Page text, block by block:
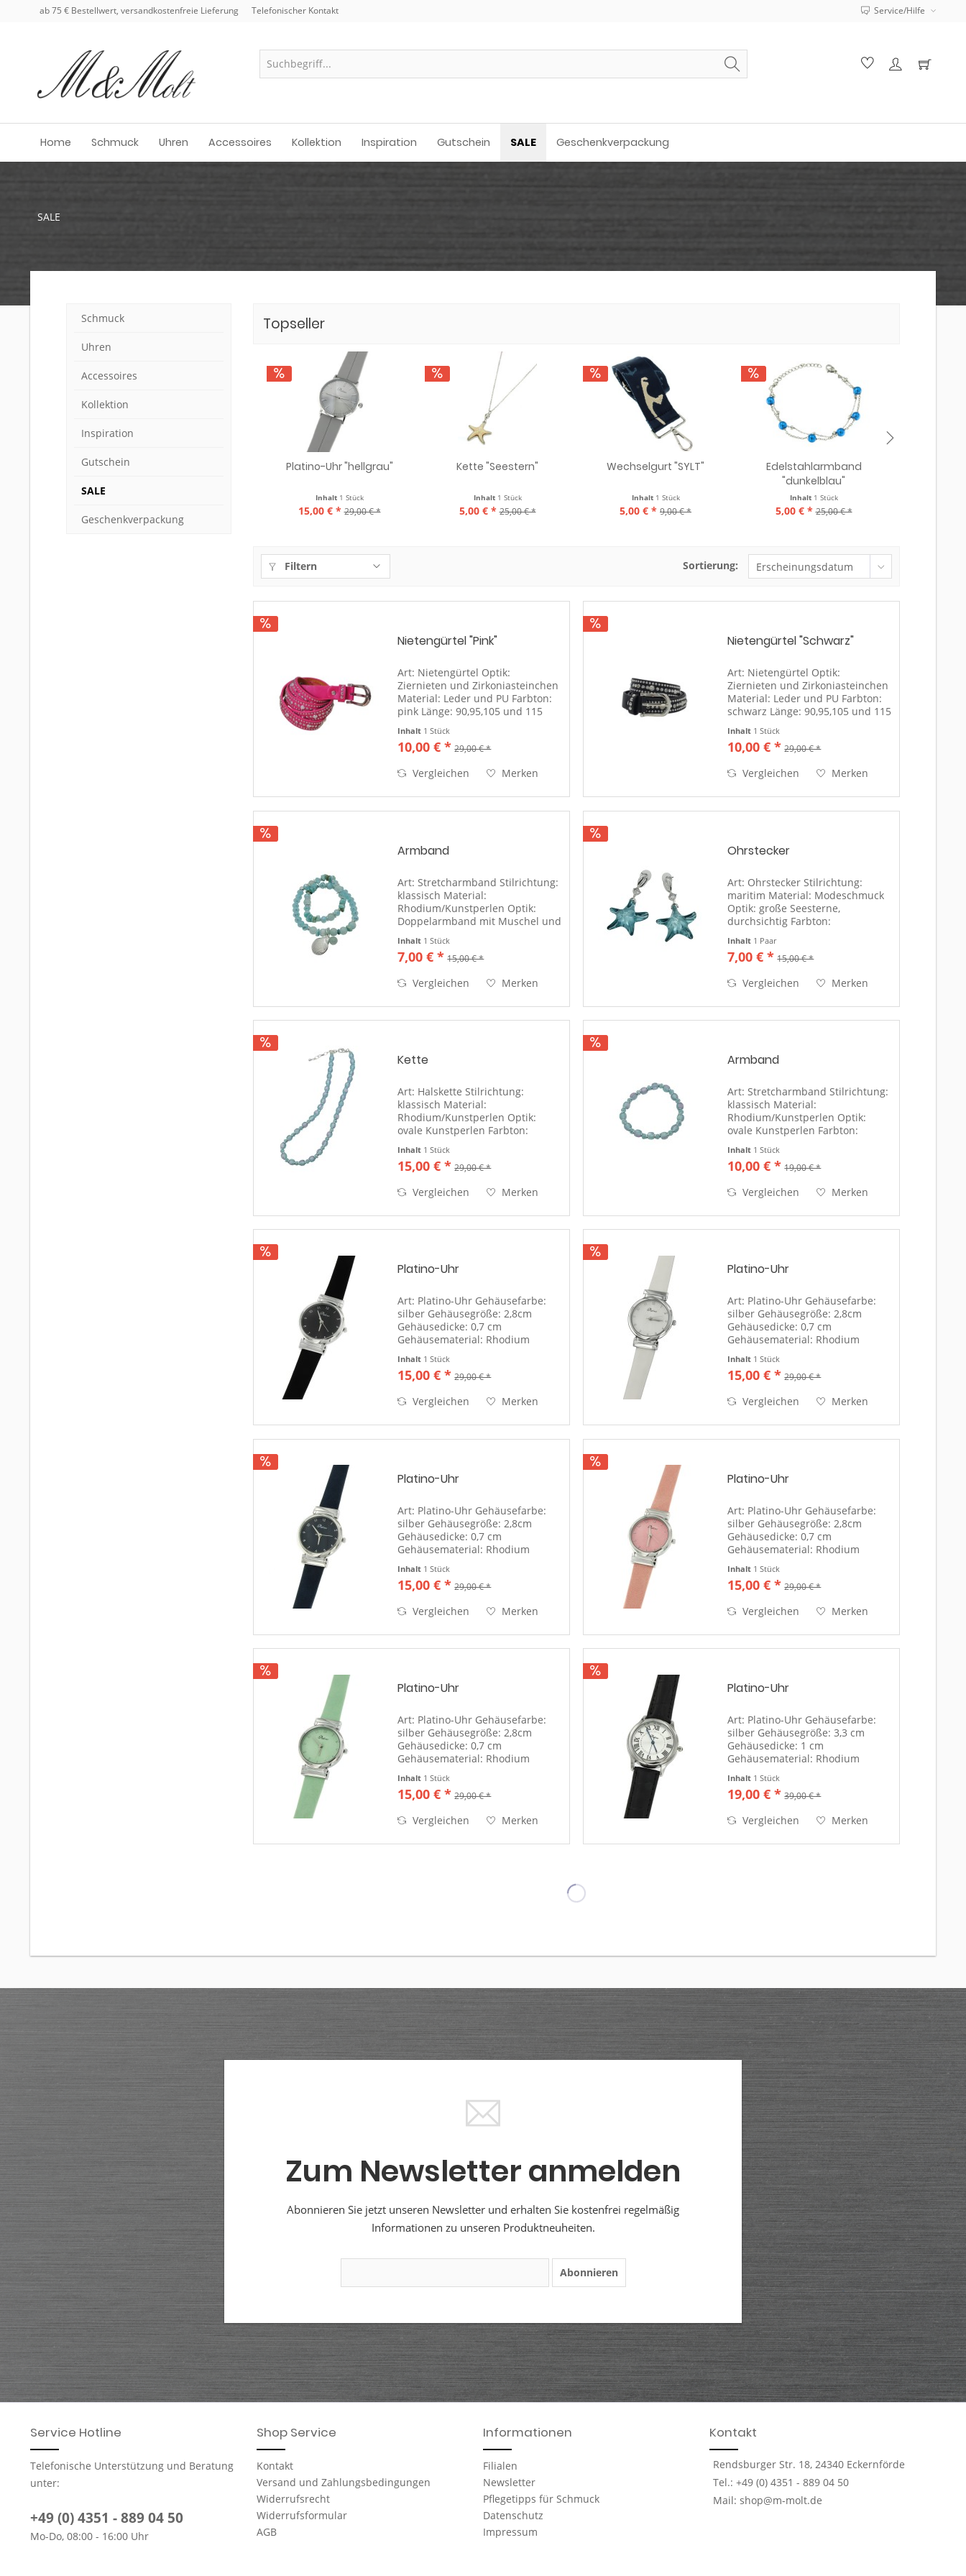
ab 75 € Bestellwert, versandkostenfreie Lieferung Telefonischer Kontakt Service/Hilfe
Home Schmuck Uhren Accessoires Kollektion Inspiration Gutschein SALE Geschenkverpackung
SALE
Schmuck
Uhren
Accessoires
Kollektion
Inspiration
Gutschein
SALE
Geschenkverpackung
Topseller
Platino-Uhr "hellgrau"
Inhalt 1 Stück
15,00 € * 29,00 € *
Kette "Seestern"
Inhalt 1 Stück
5,00 € * 25,00 € *
Wechselgurt "SYLT"
Inhalt 1 Stück
5,00 € * 9,00 € *
Edelstahlarmband
"dunkelblau"
Inhalt 1 Stück
5,00 € * 25,00 € *
Filtern Sortierung:
Nietengürtel "Pink"
Art: Nietengürtel Optik:
Ziernieten und Zirkoniasteinchen
Material: Leder und PU Farbton:
pink Länge: 90,95,105 und 115
abgerundet, poliert, silber
Inhalt 1 Stück
10,00 € * 29,00 € *
Vergleichen Merken
Nietengürtel "Schwarz"
Art: Nietengürtel Optik:
Ziernieten und Zirkoniasteinchen
Material: Leder und PU Farbton:
schwarz Länge: 90,95,105 und 115
abgerundet, poliert, silber
Inhalt 1 Stück
10,00 € * 29,00 € *
Vergleichen Merken
Armband
Art: Stretcharmband Stilrichtung:
klassisch Material:
Rhodium/Kunstperlen Optik:
Doppelarmband mit Muschel und
Länge: universal Verschluss:
Stretchband Band: Perle an Perle
Inhalt 1 Stück
7,00 € * 15,00 € *
Vergleichen Merken
Ohrstecker
Art: Ohrstecker Stilrichtung:
maritim Material: Modeschmuck
Optik: große Seesterne,
durchsichtig Farbton:
Verschluss: Ohrscheiben
Größe/Seesterne: 3 x 3 cm
Inhalt 1 Paar
7,00 € * 15,00 € *
Vergleichen Merken
Kette
Art: Halskette Stilrichtung:
klassisch Material:
Rhodium/Kunstperlen Optik:
ovale Kunstperlen Farbton:
Verschluss: Karabiner,
silberfarben Kette: Perle an Perle
Inhalt 1 Stück
15,00 € * 29,00 € *
Vergleichen Merken
Armband
Art: Stretcharmband Stilrichtung:
klassisch Material:
Rhodium/Kunstperlen Optik:
ovale Kunstperlen Farbton:
Stretch Verschluss: Stretchband
Band: Perle an Perle
Inhalt 1 Stück
10,00 € * 19,00 € *
Vergleichen Merken
Platino-Uhr
Art: Platino-Uhr Gehäusefarbe:
silber Gehäusegröße: 2,8cm
Gehäusedicke: 0,7 cm
Gehäusematerial: Rhodium
silberfarben/Edelstahl(Uhrendeckel)
Ziffernblattfarbe: schwarz
arabische Zahlen in...
Inhalt 1 Stück
15,00 € * 29,00 € *
Vergleichen Merken
Platino-Uhr
Art: Platino-Uhr Gehäusefarbe:
silber Gehäusegröße: 2,8cm
Gehäusedicke: 0,7 cm
Gehäusematerial: Rhodium
silberfarben/Edelstahl(Uhrendeckel)
Ziffernblattfarbe: weiß
arabische Zahlen in silber...
Inhalt 1 Stück
15,00 € * 29,00 € *
Vergleichen Merken
Platino-Uhr
Art: Platino-Uhr Gehäusefarbe:
silber Gehäusegröße: 2,8cm
Gehäusedicke: 0,7 cm
Gehäusematerial: Rhodium
silberfarben/Edelstahl(Uhrendeckel)
Ziffernblattfarbe: dunkelblau
arabische Zahlen in...
Inhalt 1 Stück
15,00 € * 29,00 € *
Vergleichen Merken
Platino-Uhr
Art: Platino-Uhr Gehäusefarbe:
silber Gehäusegröße: 2,8cm
Gehäusedicke: 0,7 cm
Gehäusematerial: Rhodium
silberfarben/Edelstahl(Uhrendeckel)
Ziffernblattfarbe: rosa Uhrenglas:
Zahlen in silber...
Inhalt 1 Stück
15,00 € * 29,00 € *
Vergleichen Merken
Platino-Uhr
Art: Platino-Uhr Gehäusefarbe:
silber Gehäusegröße: 2,8cm
Gehäusedicke: 0,7 cm
Gehäusematerial: Rhodium
silberfarben/Edelstahl(Uhrendeckel)
Ziffernblattfarbe: grün
arabische Zahlen in silber...
Inhalt 1 Stück
15,00 € * 29,00 € *
Vergleichen Merken
Platino-Uhr
Art: Platino-Uhr Gehäusefarbe:
silber Gehäusegröße: 3,3 cm
Gehäusedicke: 1 cm
Gehäusematerial: Rhodium
silberfarben/Edelstahl(Uhrendeckel)
Ziffernblattfarbe: silber, blaue
Anzeige: römische...
Inhalt 1 Stück
19,00 € * 39,00 € *
Vergleichen Merken
Zum Newsletter anmelden
Abonnieren Sie jetzt unseren Newsletter und erhalten Sie kostenfrei regelmäßig
Informationen zu unseren Produktneuheiten.
Abonnieren
Service Hotline
Telefonische Unterstützung und Beratung
unter:
+49 (0) 4351 - 889 04 50
Mo-Do, 08:00 - 16:00 Uhr
Shop Service
Kontakt
Versand und Zahlungsbedingungen
Widerrufsrecht
Widerrufsformular
AGB
Informationen
Filialen
Newsletter
Pflegetipps für Schmuck
Datenschutz
Impressum
Kontakt
Rendsburger Str. 18, 24340 Eckernförde
Tel.: +49 (0) 4351 - 889 04 50
Mail: shop@m-molt.de